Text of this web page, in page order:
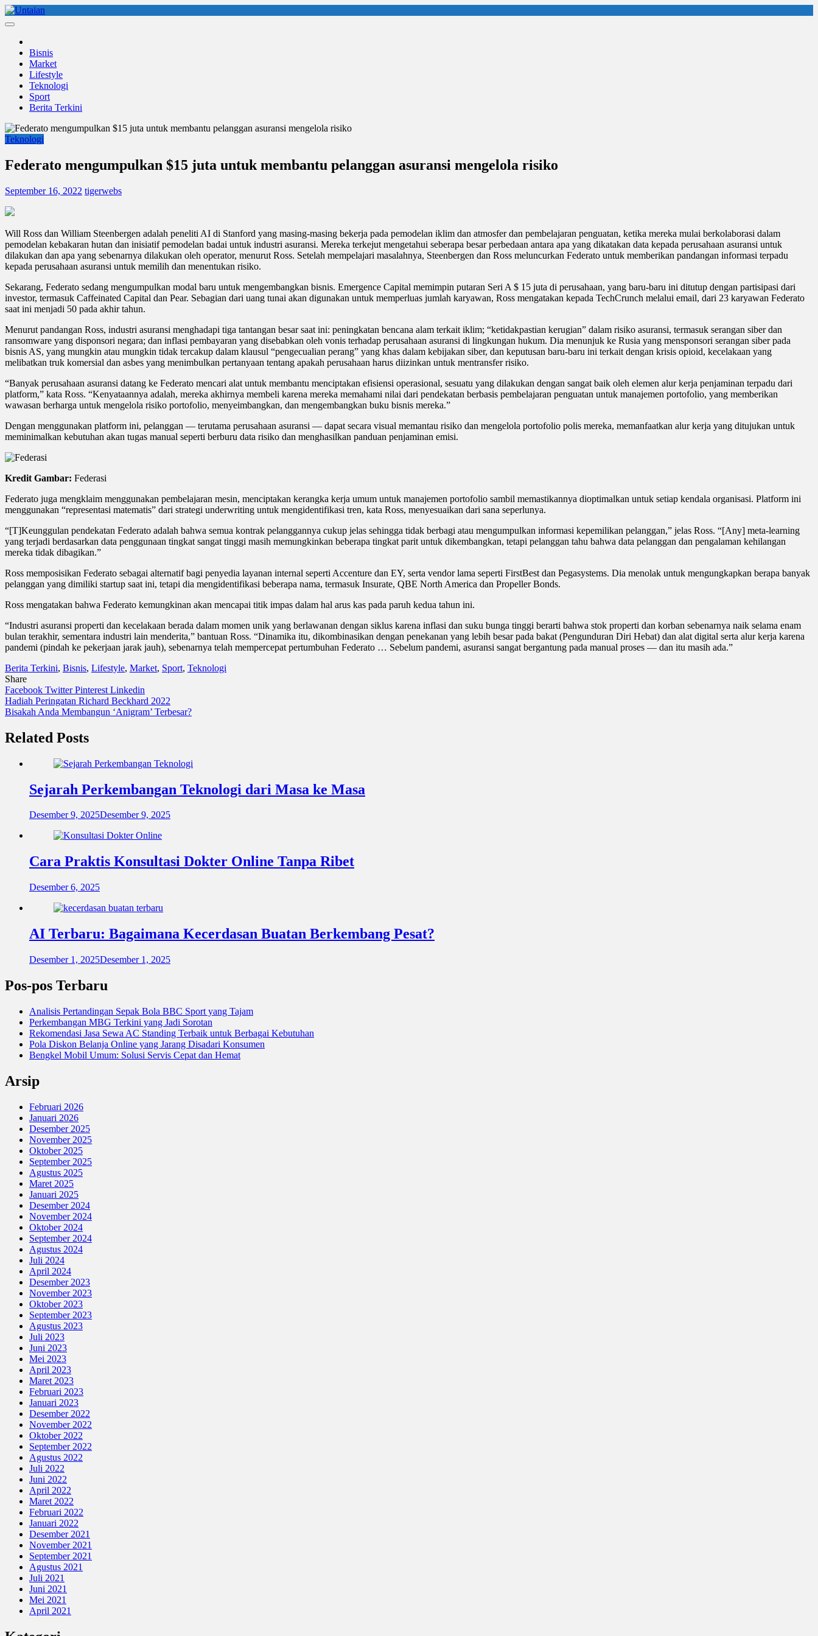
Skip
to
Bisnis
Market
Lifestyle
Teknologi
Sport
Berita Terkini
Teknologi
Federato mengumpulkan $15 juta untuk membantu pelanggan asuransi mengelola risiko
September 16, 2022 tigerwebs
Will Ross dan William Steenbergen adalah peneliti AI di Stanford yang masing-masing bekerja pada pemodelan iklim dan atmosfer dan pembelajaran penguatan, ketika mereka mulai berkolaborasi dalam
pemodelan kebakaran hutan dan inisiatif pemodelan badai untuk industri asuransi. Mereka terkejut mengetahui seberapa besar perbedaan antara apa yang dikatakan data kepada perusahaan asuransi untuk
dilakukan dan apa yang sebenarnya dilakukan oleh operator, menurut Ross. Setelah mempelajari masalahnya, Steenbergen dan Ross meluncurkan Federato untuk memberikan pandangan informasi terpadu
kepada perusahaan asuransi untuk memilih dan menentukan risiko.
Sekarang, Federato sedang mengumpulkan modal baru untuk mengembangkan bisnis. Emergence Capital memimpin putaran Seri A $ 15 juta di perusahaan, yang baru-baru ini ditutup dengan partisipasi dari
investor, termasuk Caffeinated Capital dan Pear. Sebagian dari uang tunai akan digunakan untuk memperluas jumlah karyawan, Ross mengatakan kepada TechCrunch melalui email, dari 23 karyawan Federato
saat ini menjadi 50 pada akhir tahun.
Menurut pandangan Ross, industri asuransi menghadapi tiga tantangan besar saat ini: peningkatan bencana alam terkait iklim; “ketidakpastian kerugian” dalam risiko asuransi, termasuk serangan siber dan
ransomware yang disponsori negara; dan inflasi pembayaran yang disebabkan oleh vonis terhadap perusahaan asuransi di lingkungan hukum. Dia menunjuk ke Rusia yang mensponsori serangan siber pada
bisnis AS, yang mungkin atau mungkin tidak tercakup dalam klausul “pengecualian perang” yang khas dalam kebijakan siber, dan keputusan baru-baru ini terkait dengan krisis opioid, kecelakaan yang
melibatkan truk komersial dan asbes yang menimbulkan pertanyaan tentang apakah perusahaan harus diizinkan untuk mentransfer risiko.
“Banyak perusahaan asuransi datang ke Federato mencari alat untuk membantu menciptakan efisiensi operasional, sesuatu yang dilakukan dengan sangat baik oleh elemen alur kerja penjaminan terpadu dari
platform,” kata Ross. “Kenyataannya adalah, mereka akhirnya membeli karena mereka memahami nilai dari pendekatan berbasis pembelajaran penguatan untuk manajemen portofolio, yang memberikan
wawasan berharga untuk mengelola risiko portofolio, menyeimbangkan, dan mengembangkan buku bisnis mereka.”
Dengan menggunakan platform ini, pelanggan — terutama perusahaan asuransi — dapat secara visual memantau risiko dan mengelola portofolio polis mereka, memanfaatkan alur kerja yang ditujukan untuk
meminimalkan kebutuhan akan tugas manual seperti berburu data risiko dan menghasilkan panduan penjaminan emisi.
Kredit Gambar: Federasi
Federato juga mengklaim menggunakan pembelajaran mesin, menciptakan kerangka kerja umum untuk manajemen portofolio sambil memastikannya dioptimalkan untuk setiap kendala organisasi. Platform ini
menggunakan “representasi matematis” dari strategi underwriting untuk mengidentifikasi tren, kata Ross, menyesuaikan dari sana seperlunya.
“[T]Keunggulan pendekatan Federato adalah bahwa semua kontrak pelanggannya cukup jelas sehingga tidak berbagi atau mengumpulkan informasi kepemilikan pelanggan,” jelas Ross. “[Any] meta-learning
yang terjadi berdasarkan data penggunaan tingkat sangat tinggi masih memungkinkan beberapa tingkat parit untuk dikembangkan, tetapi pelanggan tahu bahwa data pelanggan dan pengalaman kehilangan
mereka tidak dibagikan.”
Ross memposisikan Federato sebagai alternatif bagi penyedia layanan internal seperti Accenture dan EY, serta vendor lama seperti FirstBest dan Pegasystems. Dia menolak untuk mengungkapkan berapa banyak
pelanggan yang dimiliki startup saat ini, tetapi dia mengidentifikasi beberapa nama, termasuk Insurate, QBE North America dan Propeller Bonds.
Ross mengatakan bahwa Federato kemungkinan akan mencapai titik impas dalam hal arus kas pada paruh kedua tahun ini.
“Industri asuransi properti dan kecelakaan berada dalam momen unik yang berlawanan dengan siklus karena inflasi dan suku bunga tinggi berarti bahwa stok properti dan korban sebenarnya naik selama enam
bulan terakhir, sementara industri lain menderita,” bantuan Ross. “Dinamika itu, dikombinasikan dengan penekanan yang lebih besar pada bakat (Pengunduran Diri Hebat) dan alat digital serta alur kerja karena
pandemi (pindah ke pekerjaan jarak jauh), sebenarnya telah mempercepat pertumbuhan Federato … Sebelum pandemi, asuransi sangat bergantung pada manual proses — dan itu masih ada.”
Berita Terkini, Bisnis, Lifestyle, Market, Sport, Teknologi
Share
Facebook TwitterPinterest Linkedin
Navigasi
pos
Hadiah Peringatan Richard Beckhard 2022
Bisakah Anda Membangun ‘Anigram’ Terbesar?
Related Posts
Sejarah Perkembangan Teknologi dari Masa ke Masa
Desember 9, 2025Desember 9, 2025
Cara Praktis Konsultasi Dokter Online Tanpa Ribet
Desember 6, 2025
AI Terbaru: Bagaimana Kecerdasan Buatan Berkembang Pesat?
Desember 1, 2025Desember 1, 2025
Pos-pos Terbaru
Analisis Pertandingan Sepak Bola BBC Sport yang Tajam
Perkembangan MBG Terkini yang Jadi Sorotan
Rekomendasi Jasa Sewa AC Standing Terbaik untuk Berbagai Kebutuhan
Pola Diskon Belanja Online yang Jarang Disadari Konsumen
Bengkel Mobil Umum: Solusi Servis Cepat dan Hemat
Arsip
Februari 2026
Januari 2026
Desember 2025
November 2025
Oktober 2025
September 2025
Agustus 2025
Maret 2025
Januari 2025
Desember 2024
November 2024
Oktober 2024
September 2024
Agustus 2024
Juli 2024
April 2024
Desember 2023
November 2023
Oktober 2023
September 2023
Agustus 2023
Juli 2023
Juni 2023
Mei 2023
April 2023
Maret 2023
Februari 2023
Januari 2023
Desember 2022
November 2022
Oktober 2022
September 2022
Agustus 2022
Juli 2022
Juni 2022
April 2022
Maret 2022
Februari 2022
Januari 2022
Desember 2021
November 2021
September 2021
Agustus 2021
Juli 2021
Juni 2021
Mei 2021
April 2021